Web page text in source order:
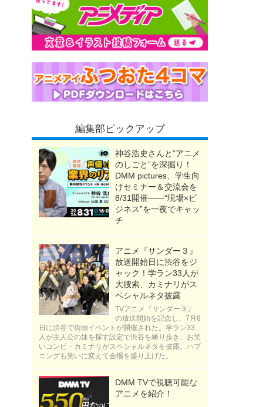
編集部ピックアップ
神谷浩史さんと“アニメ
のしごと”を深掘り！
DMM pictures、学生向
けセミナー＆交流会を
8/31開催――“現場×ビ
ジネス”を一夜でキャッ
チ
アニメ『サンダー３』
放送開始日に渋谷をジ
ャック！学ラン33人が
大捜索、カミナリがス
ペシャルネタ披露
TVアニメ『サンダー３』
の放送開始を記念し、7月8
日に渋谷で街頭イベントが開催された。学ラン33
人が主人公の妹を探す設定で渋谷を練り歩き、お笑
いコンビ・カミナリがスペシャルネタを披露。ハプ
ニングも笑いに変えて会場を盛り上げた。
DMM TVで視聴可能な
アニメを紹介！